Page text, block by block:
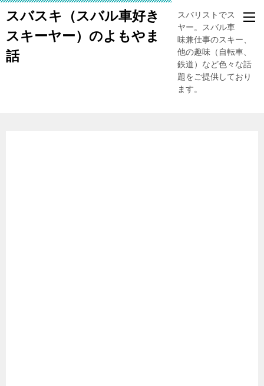
スバスキ（スバル車好き
スキーヤー）のよもやま
話
スバリストでスキー
ヤー。スバル車、趣
味兼仕事のスキー、
他の趣味（自転車、
鉄道）など色々な話
題をご提供しており
ます。